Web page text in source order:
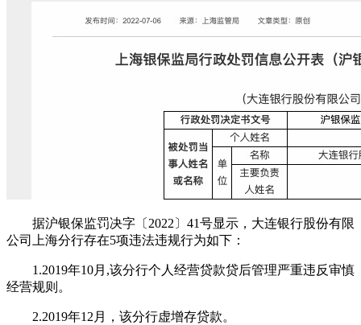
据沪银保监罚决字〔2022〕41号显示，大连银行股份有限
公司上海分行存在5项违法违规行为如下：
1.2019年10月,该分行个人经营贷款贷后管理严重违反审慎
经营规则。
2.2019年12月，该分行虚增存贷款。